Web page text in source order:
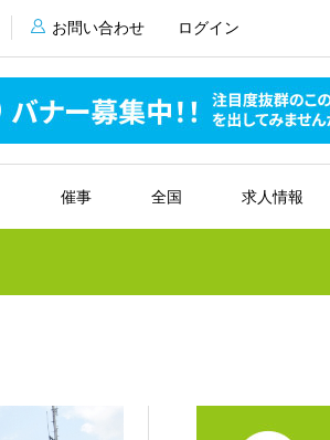
お問い合わせ ログイン
催事 全国 求人情報